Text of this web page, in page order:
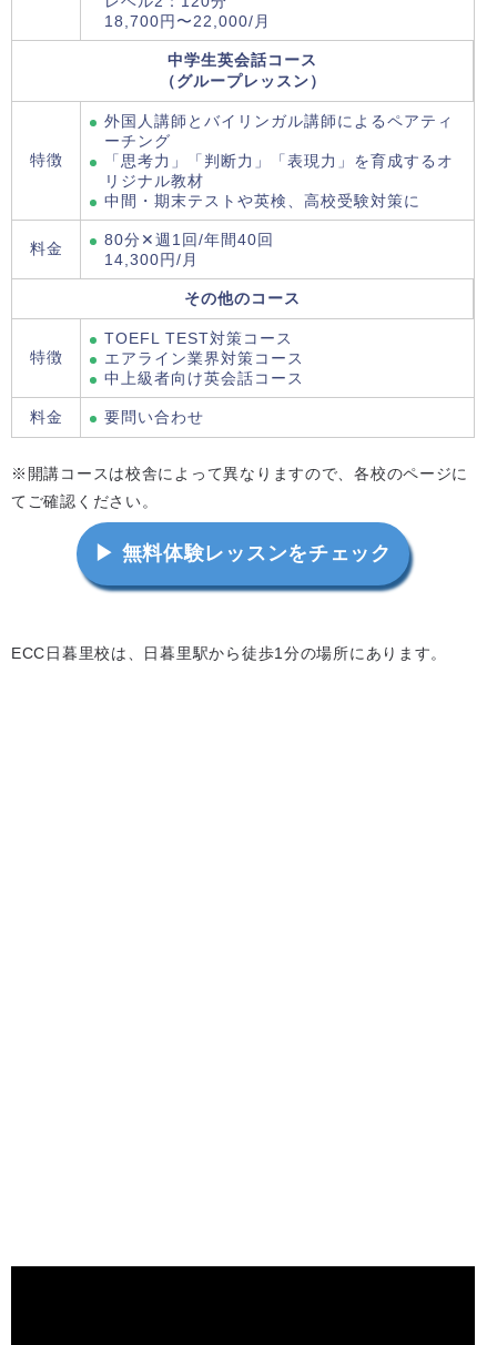
18,700円〜22,000/月
中学生英会話コース
（グループレッスン）
特徴
外国人講師とバイリンガル講師によるペアティ
ーチング
「思考力」「判断力」「表現力」を育成するオ
リジナル教材
中間・期末テストや英検、高校受験対策に
料金
80分✕週1回/年間40回
14,300円/月
その他のコース
特徴
TOEFL TEST対策コース
エアライン業界対策コース
中上級者向け英会話コース
料金 要問い合わせ
※開講コースは校舎によって異なりますので、各校のページに
てご確認ください。
▶ 無料体験レッスンをチェック
ECC日暮里校は、日暮里駅から徒歩1分の場所にあります。